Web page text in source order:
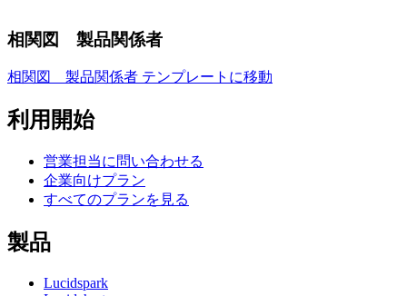
相関図 製品関係者
相関図 製品関係者 テンプレートに移動
利用開始
営業担当に問い合わせる
企業向けプラン
すべてのプランを見る
製品
Lucidspark